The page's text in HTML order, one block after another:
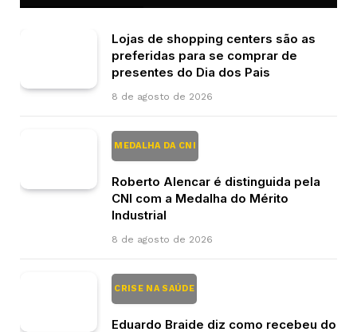
Lojas de shopping centers são as
preferidas para se comprar de
presentes do Dia dos Pais
8 de agosto de 2026
MEDALHA DA CNI
Roberto Alencar é distinguida pela
CNI com a Medalha do Mérito
Industrial
8 de agosto de 2026
CRISE NA SAÚDE
Eduardo Braide diz como recebeu do